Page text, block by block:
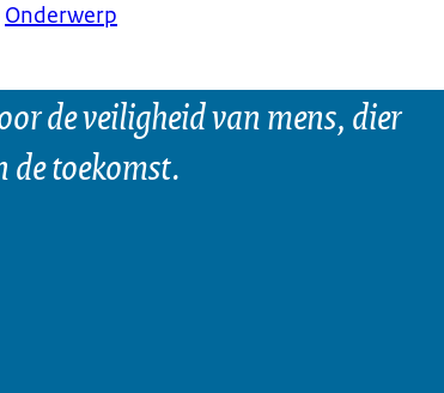
Onderwerp
de veiligheid van mens, dier
de toekomst.